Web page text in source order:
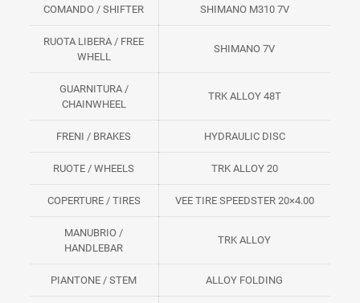
COMANDO / SHIFTER SHIMANO M310 7V
RUOTA LIBERA / FREE
WHELL
SHIMANO 7V
GUARNITURA /
CHAINWHEEL
TRK ALLOY 48T
FRENI / BRAKES HYDRAULIC DISC
RUOTE / WHEELS TRK ALLOY 20
COPERTURE / TIRES VEE TIRE SPEEDSTER 20×4.00
MANUBRIO /
HANDLEBAR
TRK ALLOY
PIANTONE / STEM ALLOY FOLDING